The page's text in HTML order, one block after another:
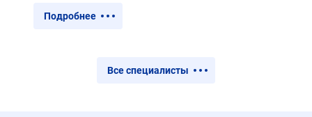
Подробнее
Все специалисты